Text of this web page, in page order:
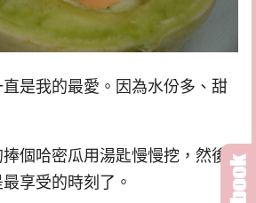
是我的最愛。因為水份多、甜
個哈密瓜用湯匙慢慢挖，然後
享受的時刻了。